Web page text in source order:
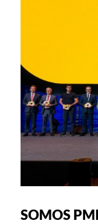
SOMOS